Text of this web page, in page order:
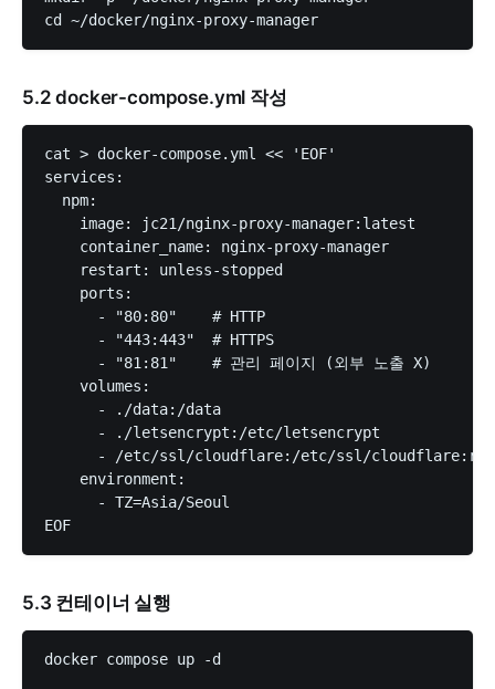
5.2 docker-compose.yml 작성
cat > docker-compose.yml << 'EOF'
services:
  npm:
    image: jc21/nginx-proxy-manager:latest
    container_name: nginx-proxy-manager
    restart: unless-stopped
    ports:
      - "80:80"    # HTTP
      - "443:443"  # HTTPS
      - "81:81"    # 관리 페이지 (외부 노출 X)
    volumes:
      - ./data:/data
      - ./letsencrypt:/etc/letsencrypt
- /etc/ssl/cloudflare:/etc/ssl/cloudflare:ro
    environment:
      - TZ=Asia/Seoul
5.3 컨테이너 실행
docker compose up -d